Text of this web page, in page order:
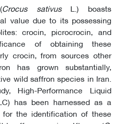
Crocus sativusL.) boasts
value due to its possessing
crocin, picrocrocin, and
of obtaining these
crocin, from sources other
has grown substantially,
wild saffron species in Iran.
High-Performance Liquid
has been harnessed as a
the identification of these